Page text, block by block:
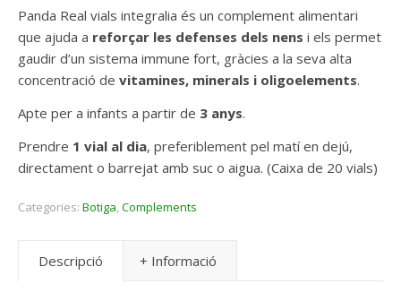
Panda Real vials integralia és un complement alimentari
que ajuda a reforçar les defenses dels nens i els permet
gaudir d’un sistema immune fort, gràcies a la seva alta
concentració de vitamines, minerals i oligoelements.
Apte per a infants a partir de 3 anys.
Prendre 1 vial al dia, preferiblement pel matí en dejú,
directament o barrejat amb suc o aigua. (Caixa de 20 vials)
Categories: Botiga,Complements
Descripció + Informació